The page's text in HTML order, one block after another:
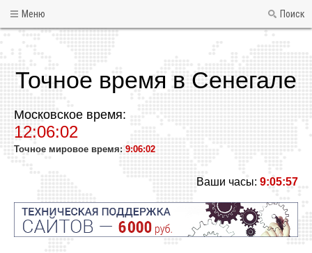
Меню Поиск
Точное время в Сенегале
Московское время:
12:06:02
Точное мировое время: 9:06:02
Ваши часы: 9:05:57